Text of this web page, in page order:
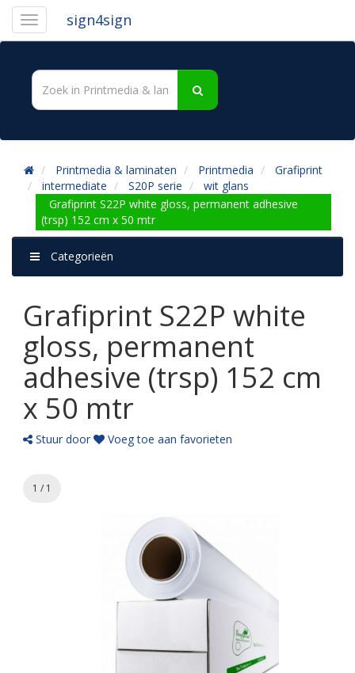
sign4sign
Printmedia & laminaten Printmedia
Grafiprint
intermediate
S20P serie
wit glans
Grafiprint S22P white gloss, permanent adhesive
(trsp) 152 cm x 50 mtr
Categorieën
Grafiprint S22P white
gloss, permanent
adhesive (trsp) 152 cm
x 50 mtr
Stuur door Voeg toe aan favorieten
1 / 1